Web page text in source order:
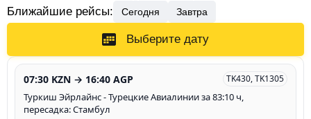
Ближайшие рейсы: Сегодня Завтра
Выберите дату
07:30 KZN → 16:40 AGP TK430, TK1305
Туркиш Эйрлайнс - Турецкие Авиалинии за 83:10 ч,
пересадка: Стамбул